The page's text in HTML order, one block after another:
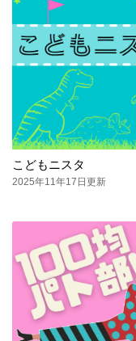
こどもニスタ
2025年11年17日更新